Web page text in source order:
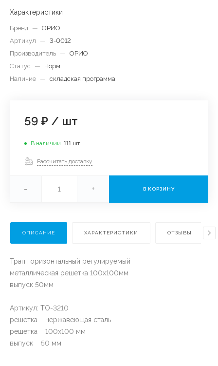
Характеристики
Бренд — ОРИО
Артикул
— 3-0012
Производитель — ОРИО
Статус
—
Норм
Наличие — складская программа
59 ₽ / шт
В наличии 111 шт
Рассчитать доставку
- + В КОРЗИНУ
ОПИСАНИЕ ХАРАКТЕРИСТИКИ ОТЗЫВЫ
Трап горизонтальный регулируемый
металлическая решетка 100х100мм
выпуск 50мм
Артикул: TO-3210
решетка нержавеющая сталь
решетка 100х100 мм
выпуск 50 мм